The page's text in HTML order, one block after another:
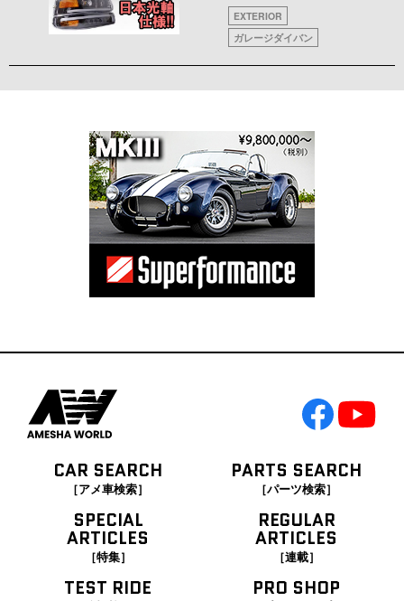
EXTERIOR
ガレージダイバン
CAR SEARCH
［アメ車検索］
PARTS SEARCH
［パーツ検索］
SPECIAL
ARTICLES
［特集］
REGULAR
ARTICLES
［連載］
TEST RIDE PRO SHOP